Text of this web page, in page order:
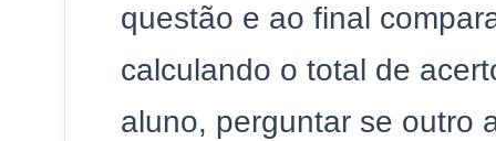
questão e ao final
calculando o total de
aluno, perguntar se outro